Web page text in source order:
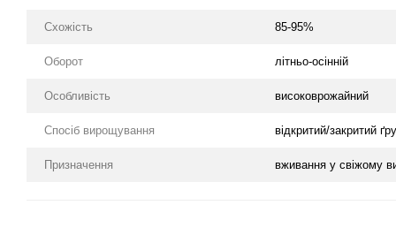
Схожість 85-95%
Оборот літньо-осінній
Особливість високоврожайний
Спосіб вирощування відкритий/закритий
Призначення вживання у свіжому